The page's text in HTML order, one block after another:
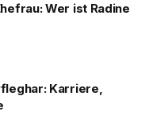
Wer ist Radine
Karriere,